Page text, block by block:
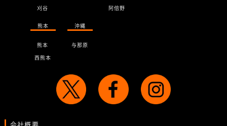
刈谷
阿倍野
熊本 沖縄
熊本
与那原
西熊本